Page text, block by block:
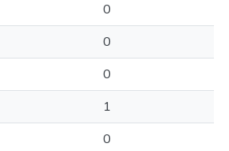
0
0
0
1
0